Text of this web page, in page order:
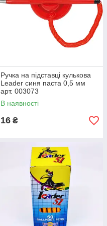
Ручка на підставці кулькова
Leader синя паста 0,5 мм
арт. 003073
В наявності
16 ₴